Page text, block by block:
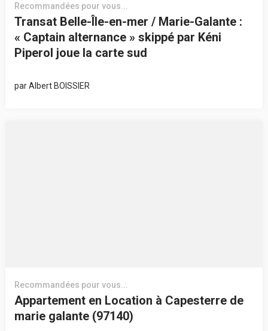
Recommandées pour vous...
Transat Belle-Île-en-mer / Marie-Galante :
« Captain alternance » skippé par Kéni
Piperol joue la carte sud
parAlbert BOISSIER
Recommandées pour vous...
Appartement en Location à Capesterre de
marie galante (97140)